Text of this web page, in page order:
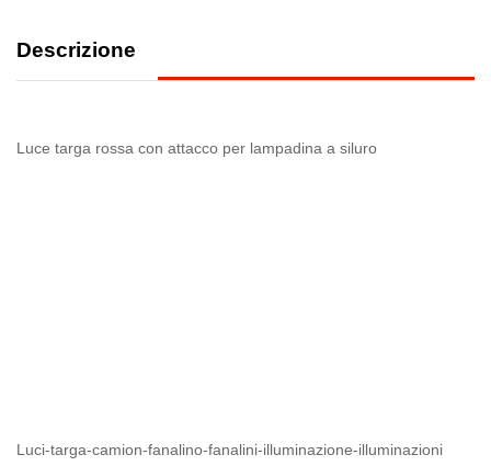
Descrizione
Luce targa rossa con attacco per lampadina a siluro
Luci-targa-camion-fanalino-fanalini-illuminazione-illuminazioni